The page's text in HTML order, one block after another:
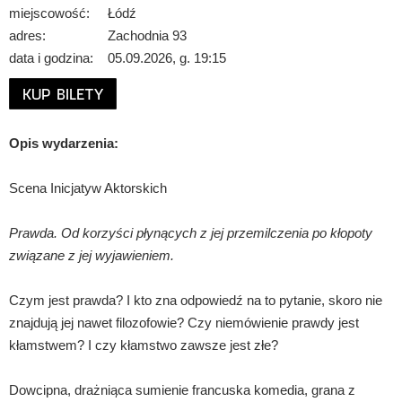
miejscowość:
Łódź
adres:
Zachodnia 93
data i godzina:
05.09.2026, g. 19:15
KUP BILETY
Opis wydarzenia:
Scena Inicjatyw Aktorskich
Prawda. Od korzyści płynących z jej przemilczenia po kłopoty
związane z jej wyjawieniem.
Czym jest prawda? I kto zna odpowiedź na to pytanie, skoro nie
znajdują jej nawet filozofowie? Czy niemówienie prawdy jest
kłamstwem? I czy kłamstwo zawsze jest złe?
Dowcipna, drażniąca sumienie francuska komedia, grana z